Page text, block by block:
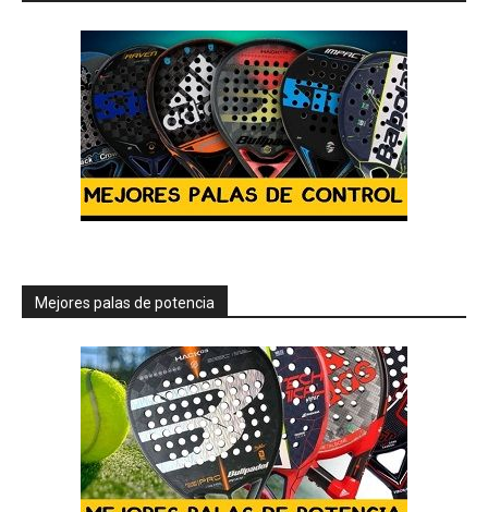
Mejores palas de potencia